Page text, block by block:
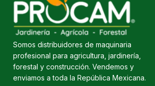
Somos distribuidores de maquinaria
profesional para agricultura, jardinería,
forestal y construcción. Vendemos y
enviamos a toda la República Mexicana.